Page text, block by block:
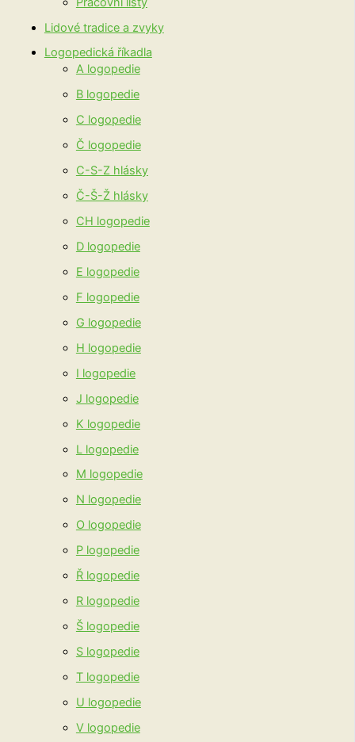
Lidové tradice a zvyky
Logopedická říkadla
A logopedie
B logopedie
C logopedie
Č logopedie
C-S-Z hlásky
Č-Š-Ž hlásky
CH logopedie
D logopedie
E logopedie
F logopedie
G logopedie
H logopedie
I logopedie
J logopedie
K logopedie
L logopedie
M logopedie
N logopedie
O logopedie
P logopedie
Ř logopedie
R logopedie
Š logopedie
S logopedie
T logopedie
U logopedie
V logopedie